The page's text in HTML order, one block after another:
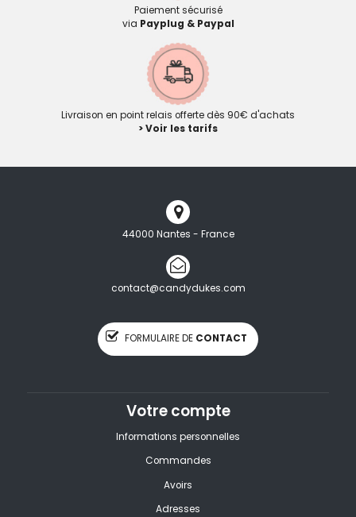
Paiement sécurisé
via Payplug & Paypal
Livraison en point relais offerte dès 90€ d'achats
> Voir les tarifs
44000 Nantes - France
contact@candydukes.com
FORMULAIRE DE CONTACT
Votre compte
Informations personnelles
Commandes
Avoirs
Adresses